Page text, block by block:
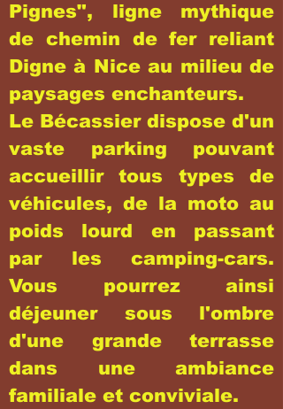
Pignes", ligne mythique
de chemin de fer reliant
Digne à Nice au milieu de
paysages enchanteurs.
Le Bécassier dispose d'un
vaste parking pouvant
accueillir tous types de
véhicules, de la moto au
poids lourd en passant
par les camping-cars.
Vous pourrez ainsi
déjeuner sous l'ombre
d'une grande terrasse
dans une ambiance
familiale et conviviale.